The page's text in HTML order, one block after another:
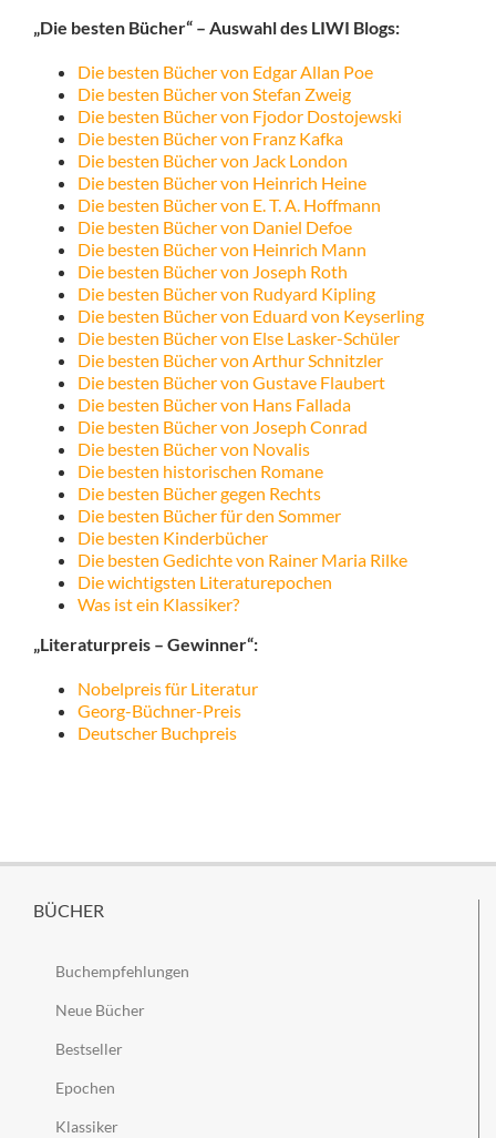
„Die besten Bücher“ – Auswahl des LIWI Blogs:
Die besten Bücher von Edgar Allan Poe
Die besten Bücher von Stefan Zweig
Die besten Bücher von Fjodor Dostojewski
Die besten Bücher von Franz Kafka
Die besten Bücher von Jack London
Die besten Bücher von Heinrich Heine
Die besten Bücher von E. T. A. Hoffmann
Die besten Bücher von Daniel Defoe
Die besten Bücher von Heinrich Mann
Die besten Bücher von Joseph Roth
Die besten Bücher von Rudyard Kipling
Die besten Bücher von Eduard von Keyserling
Die besten Bücher von Else Lasker-Schüler
Die besten Bücher von Arthur Schnitzler
Die besten Bücher von Gustave Flaubert
Die besten Bücher von Hans Fallada
Die besten Bücher von Joseph Conrad
Die besten Bücher von Novalis
Die besten historischen Romane
Die besten Bücher gegen Rechts
Die besten Bücher für den Sommer
Die besten Kinderbücher
Die besten Gedichte von Rainer Maria Rilke
Die wichtigsten Literaturepochen
Was ist ein Klassiker?
„Literaturpreis – Gewinner“:
Nobelpreis für Literatur
Georg-Büchner-Preis
Deutscher Buchpreis
BÜCHER
Buchempfehlungen
Neue Bücher
Bestseller
Epochen
Klassiker